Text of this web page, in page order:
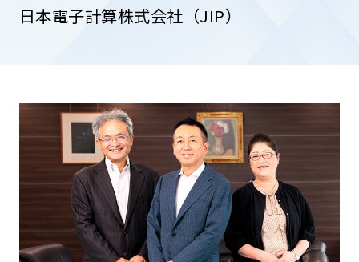
日本電子計算株式会社（JIP）